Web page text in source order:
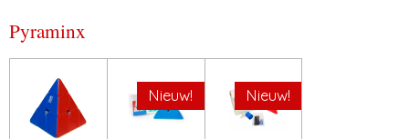
Pyraminx
Nieuw! Nieuw!